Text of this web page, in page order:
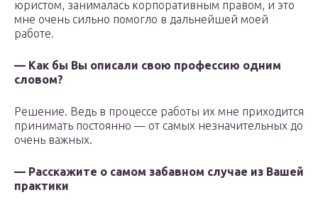
юристом, занималась корпоративным правом, и это
мне очень сильно помогло в дальнейшей моей
работе.
— Как бы Вы описали свою профессию одним
словом?
Решение. Ведь в процессе работы их мне приходится
принимать постоянно — от самых незначительных до
очень важных.
— Расскажите о самом забавном случае из Вашей
практики